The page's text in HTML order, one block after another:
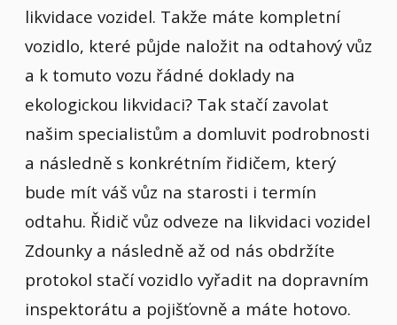
likvidace vozidel. Takže máte kompletní
vozidlo, které půjde naložit na odtahový vůz
a k tomuto vozu řádné doklady na
ekologickou likvidaci? Tak stačí zavolat
našim specialistům a domluvit podrobnosti
a následně s konkrétním řidičem, který
bude mít váš vůz na starosti i termín
odtahu. Řidič vůz odveze na likvidaci vozidel
Zdounky a následně až od nás obdržíte
protokol stačí vozidlo vyřadit na dopravním
inspektorátu a pojišťovně a máte hotovo.